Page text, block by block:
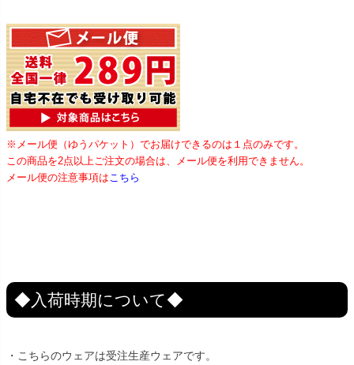
※メール便（ゆうパケット）でお届けできるのは１点のみです。
この商品を2点以上ご注文の場合は、メール便を利用できません。
メール便の注意事項は こちら
◆入荷時期について◆
・こちらのウェアは受注生産ウェアです。